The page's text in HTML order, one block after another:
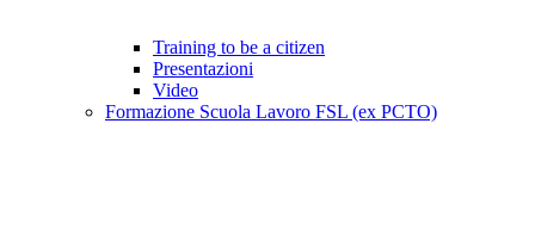
Training to be a citizen
Presentazioni
Video
Formazione Scuola Lavoro FSL (ex PCTO)